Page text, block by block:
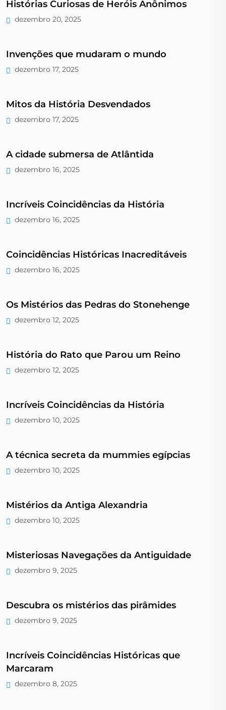
Histórias Curiosas de Heróis Anônimos
dezembro 20, 2025
Invenções que mudaram o mundo
dezembro 17, 2025
Mitos da História Desvendados
dezembro 17, 2025
A cidade submersa de Atlântida
dezembro 16, 2025
Incríveis Coincidências da História
dezembro 16, 2025
Coincidências Históricas Inacreditáveis
dezembro 16, 2025
Os Mistérios das Pedras do Stonehenge
dezembro 12, 2025
História do Rato que Parou um Reino
dezembro 12, 2025
Incríveis Coincidências da História
dezembro 10, 2025
A técnica secreta da mummies egípcias
dezembro 10, 2025
Mistérios da Antiga Alexandria
dezembro 10, 2025
Misteriosas Navegações da Antiguidade
dezembro 9, 2025
Descubra os mistérios das pirâmides
dezembro 9, 2025
Incríveis Coincidências Históricas que
Marcaram
dezembro 8, 2025